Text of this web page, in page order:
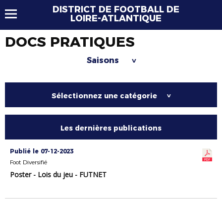
DISTRICT DE FOOTBALL DE
LOIRE-ATLANTIQUE
DOCS PRATIQUES
Saisons >
Sélectionnez une catégorie >
Les dernières publications
Publié le 07-12-2023
Foot Diversifié
Poster - Lois du jeu - FUTNET